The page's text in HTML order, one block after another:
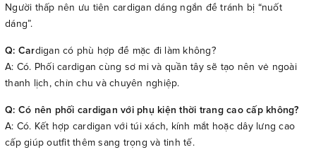
Người thấp nên ưu tiên cardigan dáng ngắn để tránh bị “nuốt
dáng”.
Q: Cardigan có phù hợp để mặc đi làm không?
A: Có. Phối cardigan cùng sơ mi và quần tây sẽ tạo nên vẻ ngoài
thanh lịch, chỉn chu và chuyên nghiệp.
Q: Có nên phối cardigan với phụ kiện thời trang cao cấp không?
A: Có. Kết hợp cardigan với túi xách, kính mắt hoặc dây lưng cao
cấp giúp outfit thêm sang trọng và tinh tế.